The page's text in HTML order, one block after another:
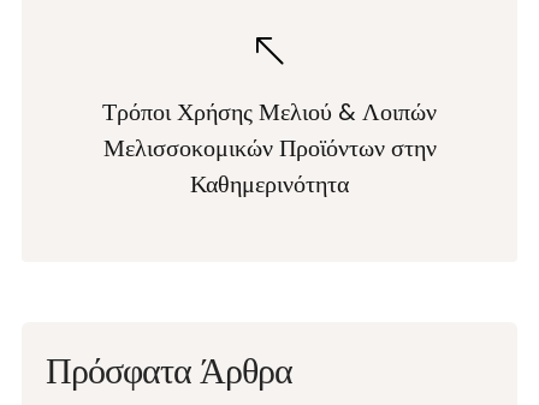
Τρόποι Χρήσης Μελιού & Λοιπών
Μελισσοκομικών Προϊόντων στην
Καθημερινότητα
Πρόσφατα Άρθρα